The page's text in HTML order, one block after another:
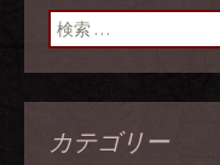
ン
検索:
カテゴリー